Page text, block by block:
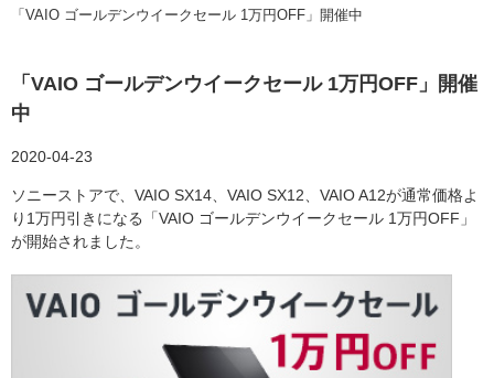
「VAIO ゴールデンウイークセール 1万円OFF」開催中
「VAIO ゴールデンウイークセール 1万円OFF」開催
中
2020-04-23
ソニーストアで、VAIO SX14、VAIO SX12、VAIO A12が通常価格よ
り1万円引きになる「VAIO ゴールデンウイークセール 1万円OFF」
が開始されました。